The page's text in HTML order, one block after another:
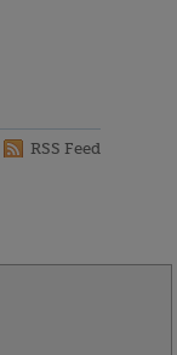
RSS Feed